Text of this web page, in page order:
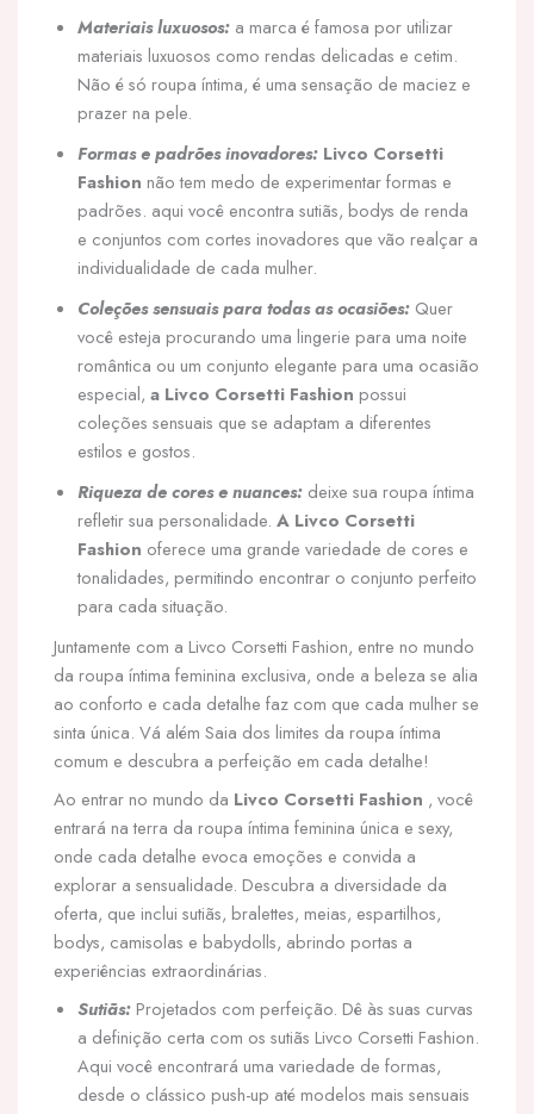
Materiais luxuosos: a marca é famosa por utilizar
materiais luxuosos como rendas delicadas e cetim.
Não é só roupa íntima, é uma sensação de maciez e
prazer na pele.
Formas e padrões inovadores: Livco Corsetti
Fashion não tem medo de experimentar formas e
padrões. aqui você encontra sutiãs, bodys de renda
e conjuntos com cortes inovadores que vão realçar a
individualidade de cada mulher.
Coleções sensuais para todas as ocasiões: Quer
você esteja procurando uma lingerie para uma noite
romântica ou um conjunto elegante para uma ocasião
especial, a Livco Corsetti Fashion possui
coleções sensuais que se adaptam a diferentes
estilos e gostos.
Riqueza de cores e nuances: deixe sua roupa íntima
refletir sua personalidade. A Livco Corsetti
Fashion oferece uma grande variedade de cores e
tonalidades, permitindo encontrar o conjunto perfeito
para cada situação.
Juntamente com a Livco Corsetti Fashion, entre no mundo
da roupa íntima feminina exclusiva, onde a beleza se alia
ao conforto e cada detalhe faz com que cada mulher se
sinta única. Vá além Saia dos limites da roupa íntima
comum e descubra a perfeição em cada detalhe!
Ao entrar no mundo da Livco Corsetti Fashion , você
entrará na terra da roupa íntima feminina única e sexy,
onde cada detalhe evoca emoções e convida a
explorar a sensualidade. Descubra a diversidade da
oferta, que inclui sutiãs, bralettes, meias, espartilhos,
bodys, camisolas e babydolls, abrindo portas a
experiências extraordinárias.
Sutiãs: Projetados com perfeição. Dê às suas curvas
a definição certa com os sutiãs Livco Corsetti Fashion.
Aqui você encontrará uma variedade de formas,
desde o clássico push-up até modelos mais sensuais